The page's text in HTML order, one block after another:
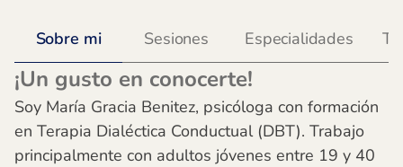
Sobre mi Sesiones Especialidades
¡Un gusto en conocerte!
Soy María Gracia Benitez, psicóloga con formación
en Terapia Dialéctica Conductual (DBT). Trabajo
principalmente con adultos jóvenes entre 19 y 40